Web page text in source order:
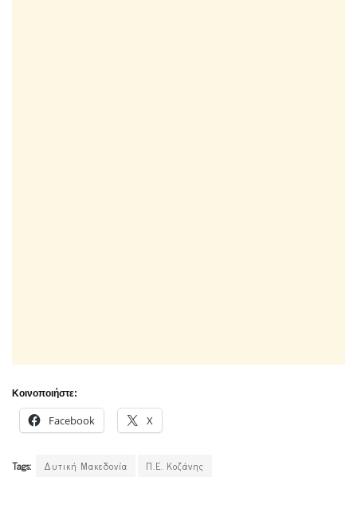
Κοινοποιήστε:
Facebook X
Tags: Δυτική Μακεδονία Π.Ε. Κοζάνης